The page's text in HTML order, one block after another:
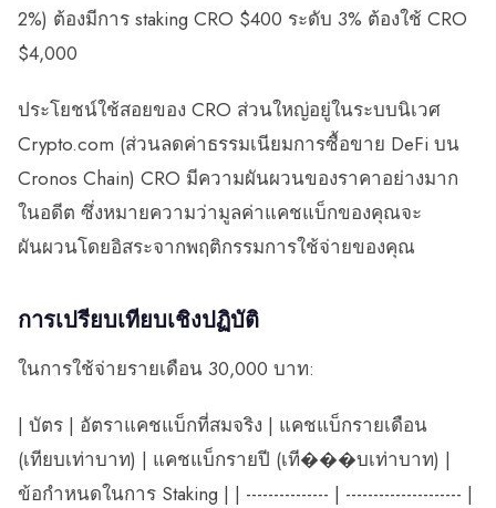
2%) ต้องมีการ staking CRO $400 ระดับ 3% ต้องใช้ CRO
$4,000
ประโยชน์ใช้สอยของ CRO ส่วนใหญ่อยู่ในระบบนิเวศ
Crypto.com (ส่วนลดค่าธรรมเนียมการซื้อขาย DeFi บน
Cronos Chain) CRO มีความผันผวนของราคาอย่างมาก
ในอดีต ซึ่งหมายความว่ามูลค่าแคชแบ็กของคุณจะ
ผันผวนโดยอิสระจากพฤติกรรมการใช้จ่ายของคุณ
การเปรียบเทียบเชิงปฏิบัติ
ในการใช้จ่ายรายเดือน 30,000 บาท:
| บัตร | อัตราแคชแบ็กที่สมจริง | แคชแบ็กรายเดือน
(เทียบเท่าบาท) | แคชแบ็กรายปี (เที���บเท่าบาท) |
ข้อกำหนดในการ Staking | | --------------- | --------------------- |